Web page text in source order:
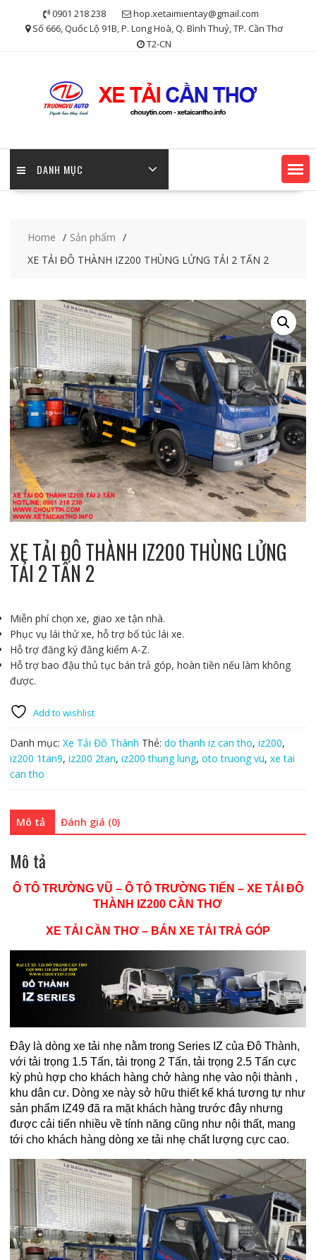
0901 218 238
hop.xetaimientay@gmail.com
Số 666, Quốc Lộ 91B, P. Long Hoà, Q. Bình Thuỷ, TP. Cần Thơ
T2-CN
DANH MỤC
Home
Sản phẩm
XE TẢI ĐÔ THÀNH IZ200 THÙNG LỬNG TẢI 2 TẤN 2
XE TẢI ĐÔ THÀNH IZ200 THÙNG LỬNG
TẢI 2 TẤN 2
Miễn phí chọn xe, giao xe tận nhà.
Phục vụ lái thử xe, hỗ trợ bổ túc lái xe.
Hỗ trợ đăng ký đăng kiểm A-Z.
Hỗ trợ bao đậu thủ tục bán trả góp, hoàn tiền nếu làm không
được.
Add to wishlist
Danh mục: Xe Tải Đô Thành Thẻ: do thanh iz can tho, iz200,
iz200 1tan9, iz200 2tan, iz200 thung lung, oto truong vu, xe tai
can tho
Mô tả Đánh giá (0)
Mô tả
Ô TÔ TRƯỜNG VŨ – Ô TÔ TRƯỜNG TIẾN – XE TẢI ĐÔ
THÀNH IZ200 CẦN THƠ
XE TẢI CẦN THƠ – BÁN XE TẢI TRẢ GÓP
Đây là dòng xe tải nhẹ nằm trong Series IZ của Đô Thành,
với tải trọng 1.5 Tấn, tải trọng 2 Tấn, tải trọng 2.5 Tấn cực
kỳ phù hợp cho khách hàng chở hàng nhẹ vào nội thành ,
khu dân cư. Dòng xe này sở hữu thiết kế khá tương tự như
sản phẩm IZ49 đã ra mặt khách hàng trước đây nhưng
được cải tiến nhiều về tính năng cũng như nội thất, mang
tới cho khách hàng dòng xe tải nhẹ chất lượng cực cao.